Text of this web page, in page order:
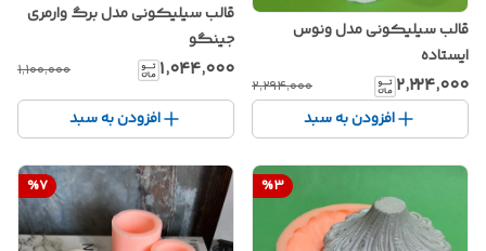
قالب سیلیکونی مدل ونوس
ایستاده
۲٬۲۲۴٬۰۰۰ ۲٬۲۹۴٬۰۰۰
افزودن به سبد
قالب سیلیکونی مدل برگ وارمری
جینگو
۱٬۰۴۴٬۰۰۰ ۱٬۱۰۰٬۰۰۰
افزودن به سبد
%3
%7